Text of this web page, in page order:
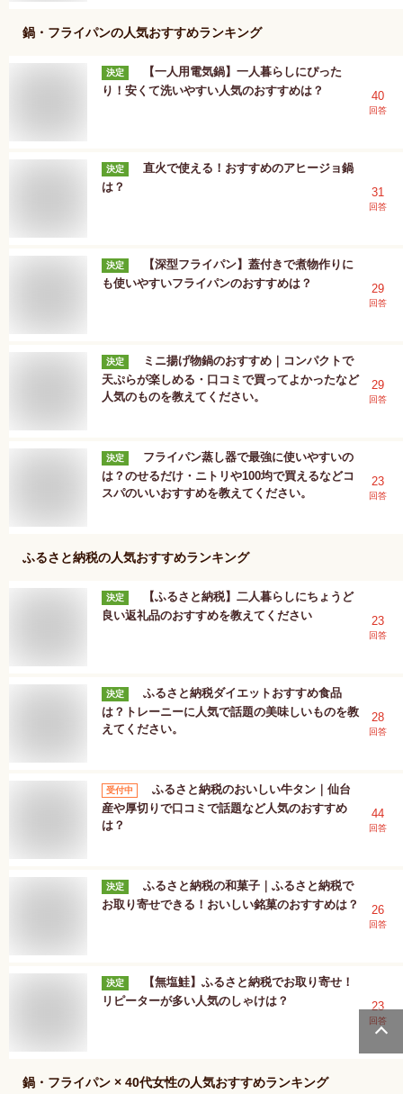
鍋・フライパンの人気おすすめランキング
決定
【一人用電気鍋】一人暮らしにぴった
り！安くて洗いやすい人気のおすすめは？
40
回答
決定
直火で使える！おすすめのアヒージョ鍋
は？
31
回答
決定
【深型フライパン】蓋付きで煮物作りに
も使いやすいフライパンのおすすめは？
29
回答
決定
ミニ揚げ物鍋のおすすめ｜コンパクトで
天ぷらが楽しめる・口コミで買ってよかったなど
人気のものを教えてください。
29
回答
決定
フライパン蒸し器で最強に使いやすいの
は？のせるだけ・ニトリや100均で買えるなどコ
スパのいいおすすめを教えてください。
23
回答
ふるさと納税の人気おすすめランキング
決定
【ふるさと納税】二人暮らしにちょうど
良い返礼品のおすすめを教えてください
23
回答
決定
ふるさと納税ダイエットおすすめ食品
は？トレーニーに人気で話題の美味しいものを教
えてください。
28
回答
受付中
ふるさと納税のおいしい牛タン｜仙台
産や厚切りで口コミで話題など人気のおすすめ
は？
44
回答
決定
ふるさと納税の和菓子｜ふるさと納税で
お取り寄せできる！おいしい銘菓のおすすめは？
26
回答
決定
【無塩鮭】ふるさと納税でお取り寄せ！
リピーターが多い人気のしゃけは？
23
回答
鍋・フライパン × 40代女性の人気おすすめランキング